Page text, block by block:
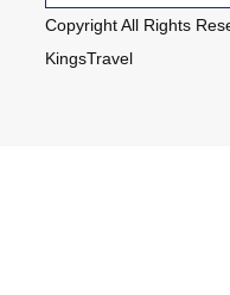
Copyright All Rights
KingsTravel